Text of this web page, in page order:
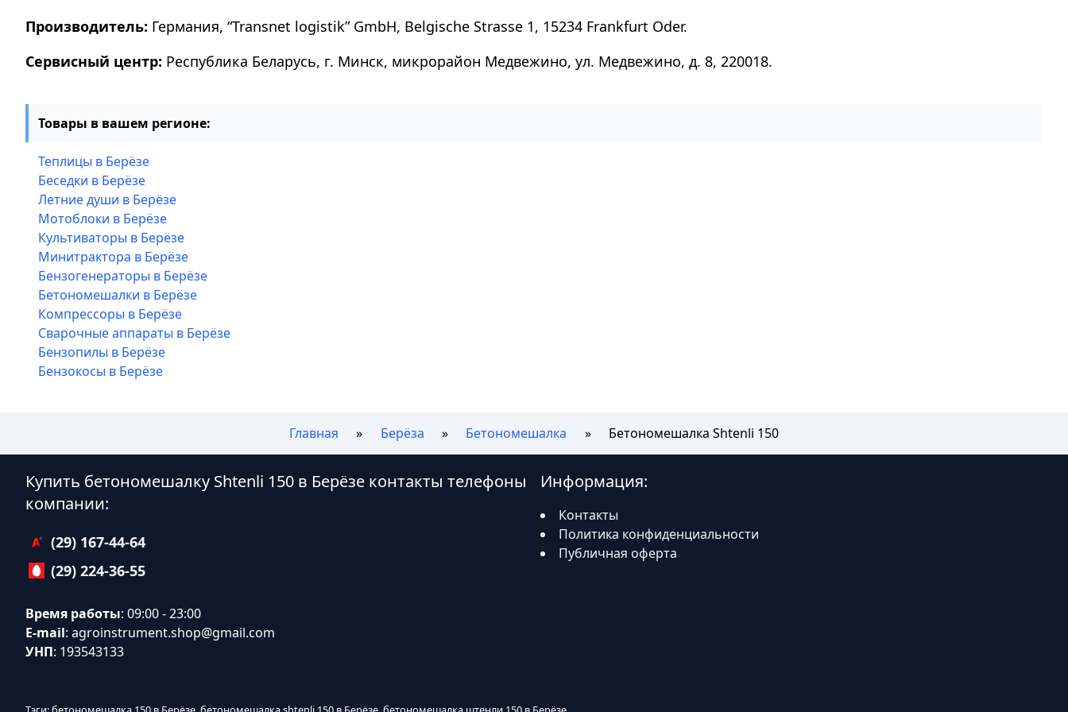
Производитель: Германия, “Transnet logistik” GmbH, Belgische Strasse 1, 15234 Frankfurt Oder.
Сервисный центр: Республика Беларусь, г. Минск, микрорайон Медвежино, ул. Медвежино, д. 8, 220018.
Товары в вашем регионе:
Теплицы в Берёзе
Беседки в Берёзе
Летние души в Берёзе
Мотоблоки в Берёзе
Культиваторы в Берёзе
Минитрактора в Берёзе
Бензогенераторы в Берёзе
Бетономешалки в Берёзе
Компрессоры в Берёзе
Сварочные аппараты в Берёзе
Бензопилы в Берёзе
Бензокосы в Берёзе
Главная Берёза Бетономешалка Бетономешалка Shtenli 150
Купить бетономешалку Shtenli 150 в Берёзе контакты телефоны
компании:
(29) 167-44-64
(29) 224-36-55
Время работы: 09:00 - 23:00
E-mail: agroinstrument.shop@gmail.com
УНП: 193543133
Информация:
Контакты
Политика конфиденциальности
Публичная оферта